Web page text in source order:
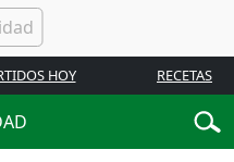
HOY RECETAS